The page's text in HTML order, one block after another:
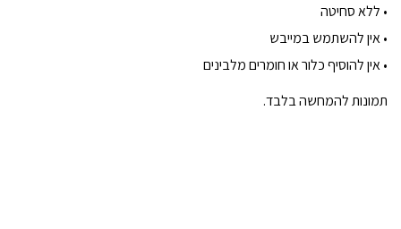
• ללא סחיטה
• אין להשתמש במייבש
• אין להוסיף כלור או חומרים מלבינים
תמונות להמחשה בלבד.